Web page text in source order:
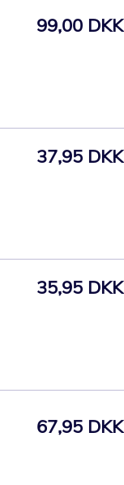
99,00 DKK
37,95 DKK
35,95 DKK
67,95 DKK